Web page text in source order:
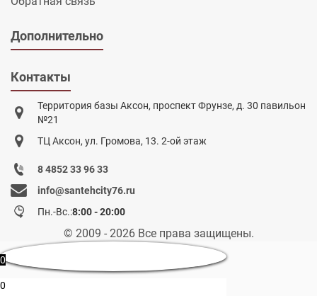
Дополнительно
Контакты
Территория базы Аксон, проспект Фрунзе, д. 30 павильон
№21
ТЦ Аксон, ул. Громова, 13. 2-ой этаж
8 4852 33 96 33
info@santehcity76.ru
Пн.-Вс.:8:00 - 20:00
© 2009 - 2026 Все права защищены.
0
0